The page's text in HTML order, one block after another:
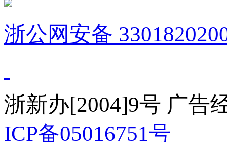
浙公网安备
浙新办[2004]9号 广告
ICP备05016751号